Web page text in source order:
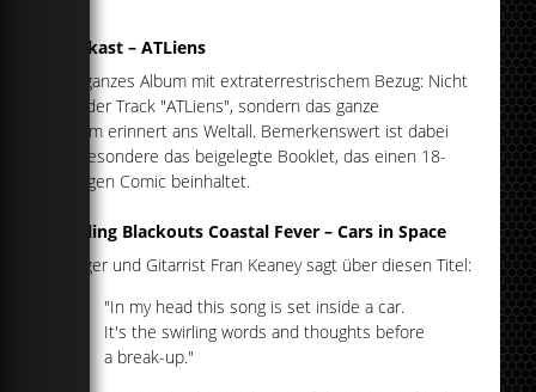
Outkast – ATLiens
Ein ganzes Album mit extraterrestrischem Bezug: Nicht
nur der Track "ATLiens", sondern das ganze
Album erinnert ans Weltall. Bemerkenswert ist dabei
insbesondere das beigelegte Booklet, das einen 18-
seitigen Comic beinhaltet.
Rolling Blackouts Coastal Fever – Cars in Space
Sänger und Gitarrist Fran Keaney sagt über diesen Titel:
"In my head this song is set inside a car.
It's the swirling words and thoughts before
a break-up."